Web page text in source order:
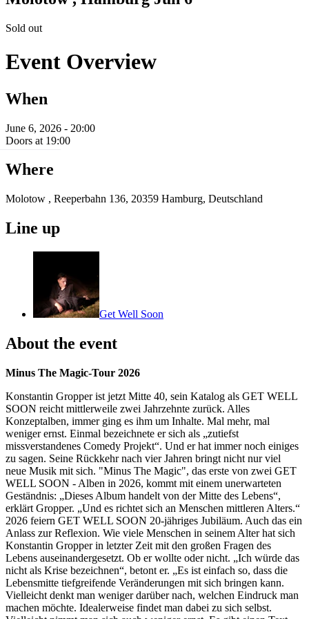
Sold out
Event Overview
When
June 6, 2026 - 20:00
Doors at 19:00
Where
Molotow , Reeperbahn 136, 20359 Hamburg, Deutschland
Line up
Get Well Soon
About the event
Minus The Magic-Tour 2026
Konstantin Gropper ist jetzt Mitte 40, sein Katalog als GET WELL
SOON reicht mittlerweile zwei Jahrzehnte zurück. Alles
Konzeptalben, immer ging es ihm um Inhalte. Mal mehr, mal
weniger ernst. Einmal bezeichnete er sich als „zutiefst
missverstandenes Comedy Projekt“. Und er hat immer noch einiges
zu sagen. Seine Rückkehr nach vier Jahren bringt nicht nur viel
neue Musik mit sich. "Minus The Magic", das erste von zwei GET
WELL SOON - Alben in 2026, kommt mit einem unerwarteten
Geständnis: „Dieses Album handelt von der Mitte des Lebens“,
erklärt Gropper. „Und es richtet sich an Menschen mittleren Alters.“
2026 feiern GET WELL SOON 20-jähriges Jubiläum. Auch das ein
Anlass zur Reflexion. Wie viele Menschen in seinem Alter hat sich
Konstantin Gropper in letzter Zeit mit den großen Fragen des
Lebens auseinandergesetzt. Ob er wollte oder nicht. „Ich würde das
nicht als Krise bezeichnen“, betont er. „Es ist einfach so, dass die
Lebensmitte tiefgreifende Veränderungen mit sich bringen kann.
Vielleicht denkt man weniger darüber nach, welchen Eindruck man
machen möchte. Idealerweise findet man dabei zu sich selbst.